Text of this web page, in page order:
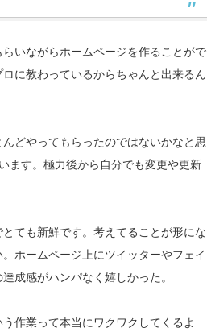
いながらホームページを作ることがで
に教わっているからちゃんと出来るん
どやってもらったのではないかなと思
ます。極力後から自分でも変更や更新
ても新鮮です。考えてることが形にな
ホームページ上にツイッターやフェイ
成感がハンパなく嬉しかった。
作業って本当にワクワクしてくるよ